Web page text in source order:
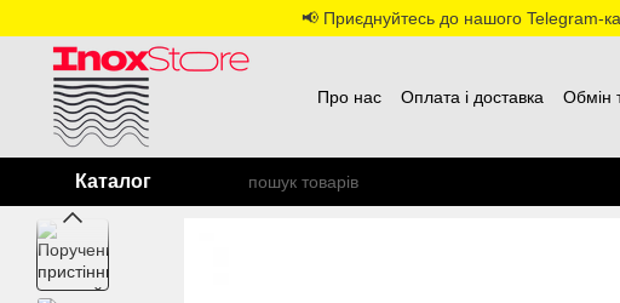
📢 Приєднуйтесь до нашого Telegram-
Про нас Оплата і доставка Обмін
Каталог